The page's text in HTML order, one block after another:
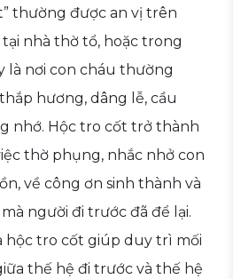
thường được an vị trên
nhà thờ tổ, hoặc trong
là nơi con cháu thường
hương, dâng lễ, cầu
nhớ. Hộc tro cốt trở thành
thờ phụng, nhắc nhở con
về công ơn sinh thành và
người đi trước đã để lại.
hộc tro cốt giúp duy trì mối
thế hệ đi trước và thế hệ